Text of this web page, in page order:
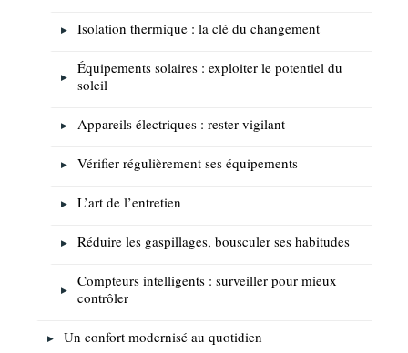
Isolation thermique : la clé du changement
Équipements solaires : exploiter le potentiel du
soleil
Appareils électriques : rester vigilant
Vérifier régulièrement ses équipements
L’art de l’entretien
Réduire les gaspillages, bousculer ses habitudes
Compteurs intelligents : surveiller pour mieux
contrôler
Un confort modernisé au quotidien